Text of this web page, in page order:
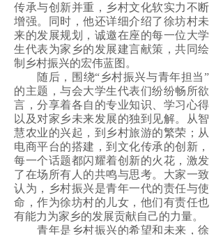
传承与创新并重，乡村文化软实力不断
增强。同时，他还详细介绍了徐坊村未
来的发展规划，诚邀在座的每一位大学
生代表为家乡的发展建言献策，共同绘
制乡村振兴的宏伟蓝图。
随后，围绕“乡村振兴与青年担当”
的主题，与会大学生代表们纷纷畅所欲
言，分享着各自的专业知识、学习心得
以及对家乡未来发展的独到见解。从智
慧农业的兴起，到乡村旅游的繁荣；从
电商平台的搭建，到文化传承的创新，
每一个话题都闪耀着创新的火花，激发
了在场所有人的共鸣与思考。大家一致
认为，乡村振兴是青年一代的责任与使
命，作为徐坊村的儿女，他们有责任也
有能力为家乡的发展贡献自己的力量。
青年是乡村振兴的希望和未来，徐